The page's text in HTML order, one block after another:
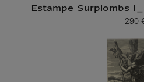
Estampe Surplombs
Prix290